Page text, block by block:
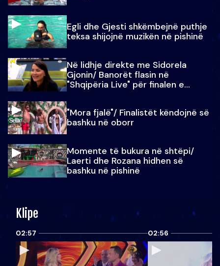
Egli dhe Gjesti shkëmbejnë puthje
teksa shijojnë muzikën në pishinë
Në lidhje direkte me Sidorela
Gjonin/ Banorët flasin në
"Shqipëria Live" për finalen e
"Mora fjalë"/ Finalistët këndojnë së
bashku në oborr
Momente të bukura në shtëpi/
Laerti dhe Rozana hidhen së
bashku në pishinë
Klipe
02:57 02:56